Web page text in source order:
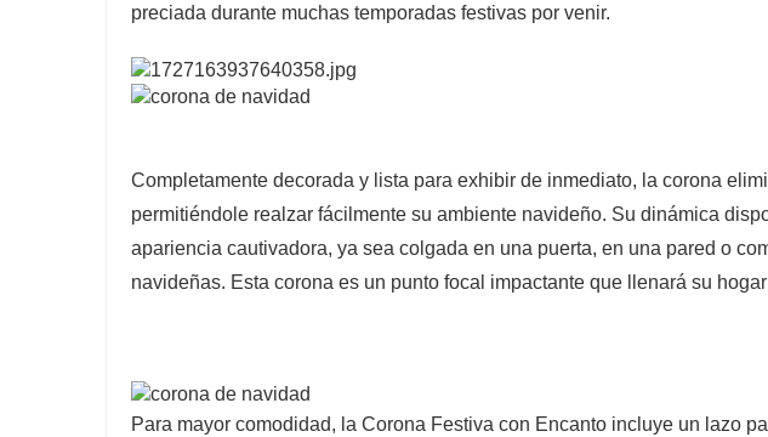
preciada durante muchas temporadas festivas por venir.
Completamente decorada y lista para exhibir de inmediato, la corona
permitiéndole realzar fácilmente su ambiente navideño. Su dinámica
apariencia cautivadora, ya sea colgada en una puerta, en una pared o
navideñas. Esta corona es un punto focal impactante que llenará su
Para mayor comodidad, la Corona Festiva con Encanto incluye un lazo